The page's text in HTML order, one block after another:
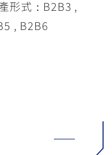
形式：B2B3 ,
, B2B6